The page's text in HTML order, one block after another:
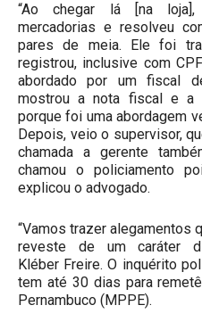
“Ao chegar lá [na loja],
mercadorias e resolveu
pares de meia. Ele foi
registrou, inclusive com
abordado por um fiscal
mostrou a nota fiscal e a
porque foi uma abordagem
Depois, veio o supervisor,
chamada a gerente
chamou o policiamento
explicou o advogado.
“Vamos trazer alegamentos
reveste de um caráter
Kléber Freire. O inquérito
tem até 30 dias para
Pernambuco (MPPE).